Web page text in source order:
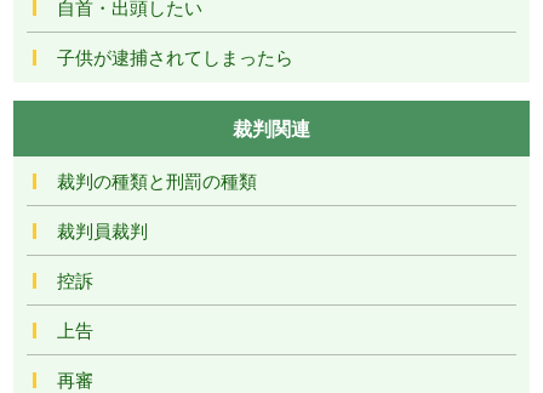
自首・出頭したい
子供が逮捕されてしまったら
裁判関連
裁判の種類と刑罰の種類
裁判員裁判
控訴
上告
再審